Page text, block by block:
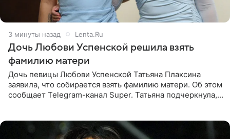
4 минуты назад Lenta.Ru
Дочь Любови Успенской решила взять
фамилию матери
Дочь певицы Любови Успенской Татьяна Плаксина
заявила, что собирается взять фамилию матери. Об этом
сообщает Telegram-канал Super. Татьяна подчеркнула,